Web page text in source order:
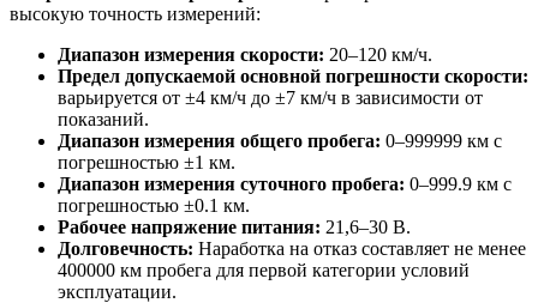
высокую точность измерений:
Диапазон измерения скорости: 20–120 км/ч.
Предел допускаемой основной погрешности скорости:
варьируется от ±4 км/ч до ±7 км/ч в зависимости от
показаний.
Диапазон измерения общего пробега: 0–999999 км с
погрешностью ±1 км.
Диапазон измерения суточного пробега: 0–999.9 км с
погрешностью ±0.1 км.
Рабочее напряжение питания: 21,6–30 В.
Долговечность: Наработка на отказ составляет не менее
400000 км пробега для первой категории условий
эксплуатации.